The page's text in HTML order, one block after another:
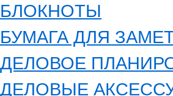
БЛОКНОТЫ
БУМАГА ДЛЯ
ДЕЛОВОЕ
ДЕЛОВЫЕ